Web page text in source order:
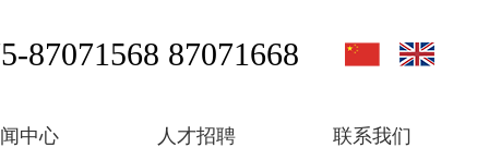
87071568 87071668
中心 人才招聘 联系我们